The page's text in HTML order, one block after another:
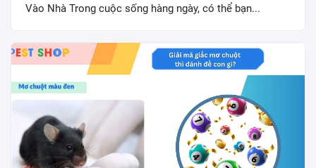
Vào Nhà Trong cuộc sống hàng ngày, có thể bạn...